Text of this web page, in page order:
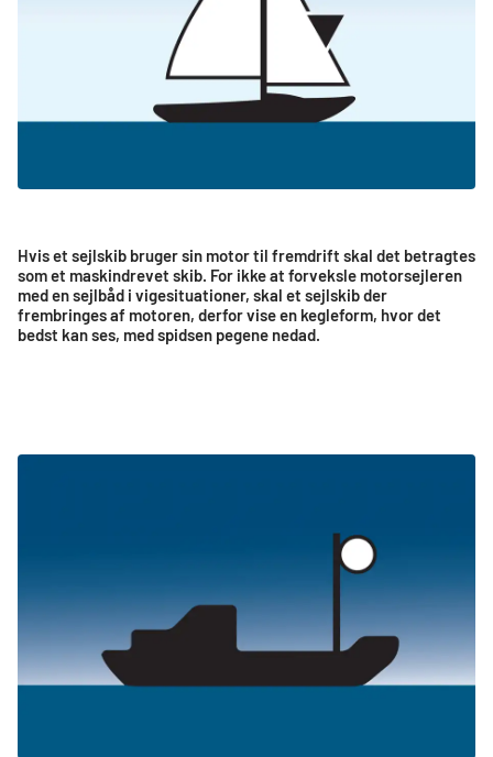
Hvis et sejlskib bruger sin motor til fremdrift skal det betragtes
som et maskindrevet skib. For ikke at forveksle motorsejleren
med en sejlbåd i vigesituationer, skal et sejlskib der
frembringes af motoren, derfor vise en kegleform, hvor det
bedst kan ses, med spidsen pegene nedad.